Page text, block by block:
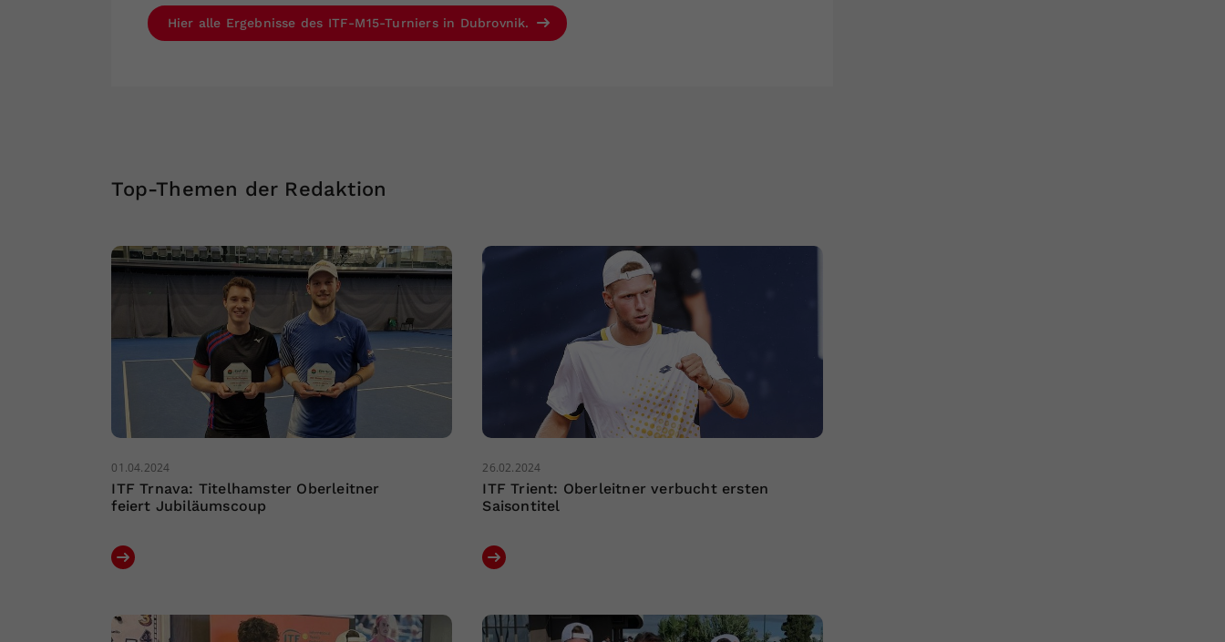
Hier alle Ergebnisse des ITF-M15-Turniers in Dubrovnik.
Top-Themen der Redaktion
01.04.2024
ITF Trnava: Titelhamster Oberleitner
feiert Jubiläumscoup
26.02.2024
ITF Trient: Oberleitner verbucht ersten
Saisontitel